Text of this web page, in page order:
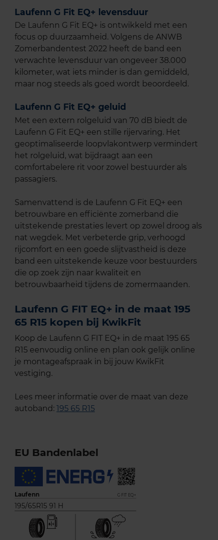
Laufenn G Fit EQ+ levensduur
De Laufenn G Fit EQ+ is ontwikkeld met een
focus op duurzaamheid. Volgens de ANWB
Zomerbandentest 2022 heeft de band een
verwachte levensduur van ongeveer 38.000
kilometer, wat iets minder is dan gemiddeld,
maar nog steeds als goed wordt beoordeeld.
Laufenn G Fit EQ+ geluid
Met een extern rolgeluid van 70 dB biedt de
Laufenn G Fit EQ+ een stille rijervaring. Het
geoptimaliseerde loopvlakontwerp vermindert
het rolgeluid, wat bijdraagt aan een
comfortabelere rit voor zowel bestuurder als
passagiers.
Samenvattend is de Laufenn G Fit EQ+ een
betrouwbare en efficiënte zomerband die
uitstekende prestaties levert op zowel droog als
nat wegdek. Met verbeterde grip, verhoogd
rijcomfort en een goede slijtvastheid is deze
band een uitstekende keuze voor bestuurders
die op zoek zijn naar kwaliteit en
betrouwbaarheid tijdens de zomermaanden.
Laufenn G FIT EQ+ in de maat 195
65 R15 kopen bij KwikFit
Koop de Laufenn G FIT EQ+ in de maat 195 65
R15 eenvoudig online en plan ook gelijk online
je montageafspraak in bij jouw KwikFit
vestiging.
Lees meer informatie over de maat van deze
autoband: 195 65 R15
EU Bandenlabel
Laufenn G FIT EQ+
195/65R15 91 H